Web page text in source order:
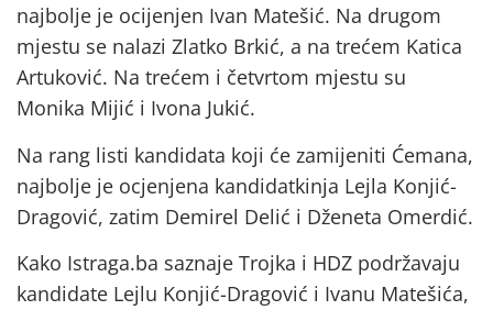
najbolje je ocijenjen Ivan Matešić. Na drugom
mjestu se nalazi Zlatko Brkić, a na trećem Katica
Artuković. Na trećem i četvrtom mjestu su
Monika Mijić i Ivona Jukić.
Na rang listi kandidata koji će zamijeniti Ćemana,
najbolje je ocjenjena kandidatkinja Lejla Konjić-
Dragović, zatim Demirel Delić i Dženeta Omerdić.
Kako Istraga.ba saznaje Trojka i HDZ podržavaju
kandidate Lejlu Konjić-Dragović i Ivanu Matešića,